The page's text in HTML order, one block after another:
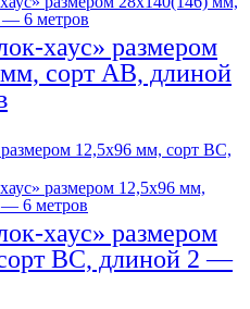
хаус» размером
сорт АВ, длиной
хаус» размером
ВС, длиной 2 —